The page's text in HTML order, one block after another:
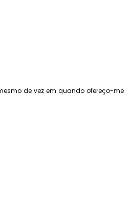
de vez em quando ofereço-me